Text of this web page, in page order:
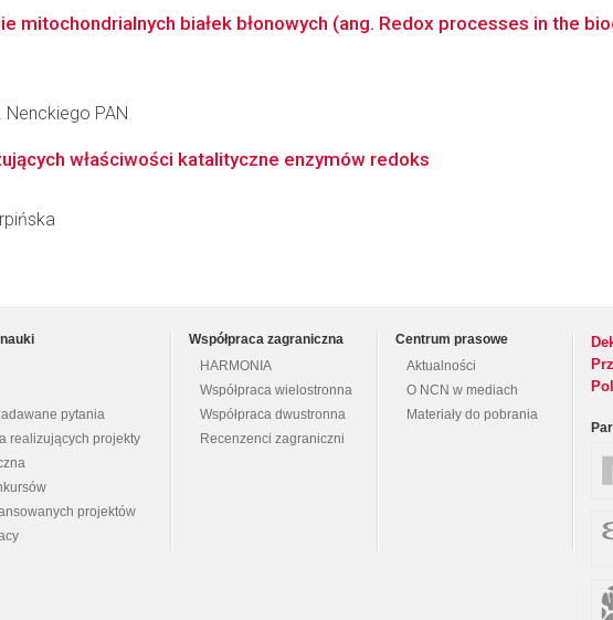
mitochondrialnych białek błonowych (ang. Redox processes in the
PAN
właściwości katalityczne enzymów redoks
pytania
realizujących projekty
projektów
Współpraca zagraniczna
HARMONIA
Współpraca wielostronna
Współpraca dwustronna
Recenzenci zagraniczni
Centrum prasowe
Aktualności
O NCN w mediach
Materiały do pobrania